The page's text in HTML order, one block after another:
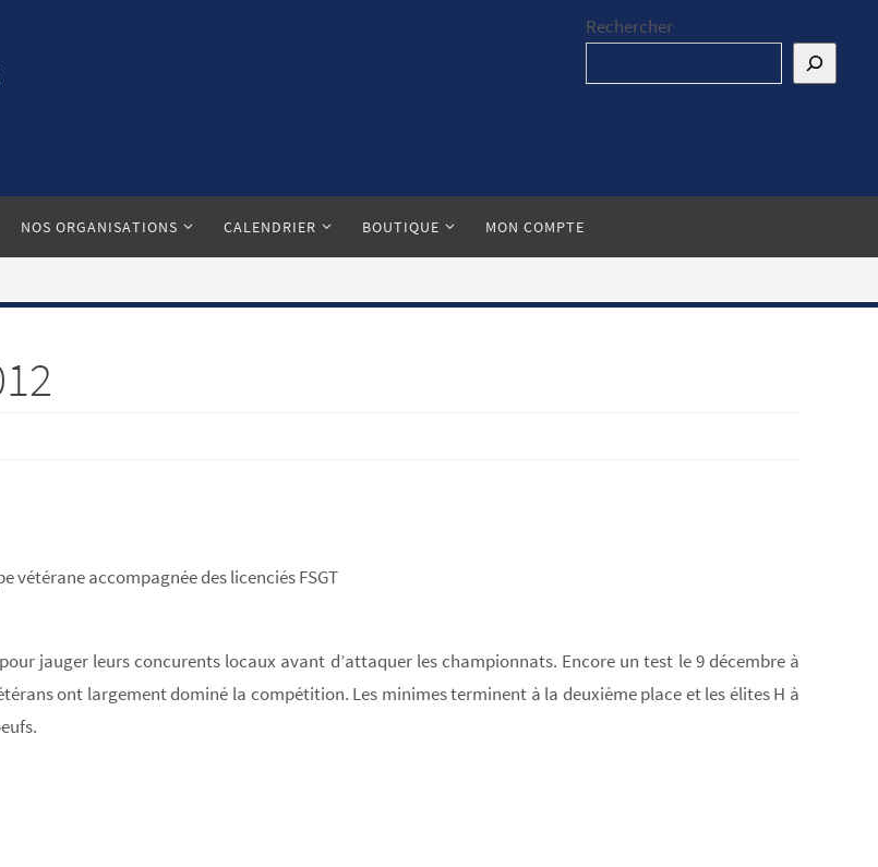
Rechercher
NOS ORGANISATIONS CALENDRIER BOUTIQUE MON COMPTE
vétérane accompagnée des licenciés FSGT
jauger leurs concurents locaux avant d’attaquer les championnats. Encore un test le 9 décembre à
ont largement dominé la compétition. Les minimes terminent à la deuxième place et les élites H à